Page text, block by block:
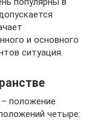
и основного
ситуация.
положение
четыре: